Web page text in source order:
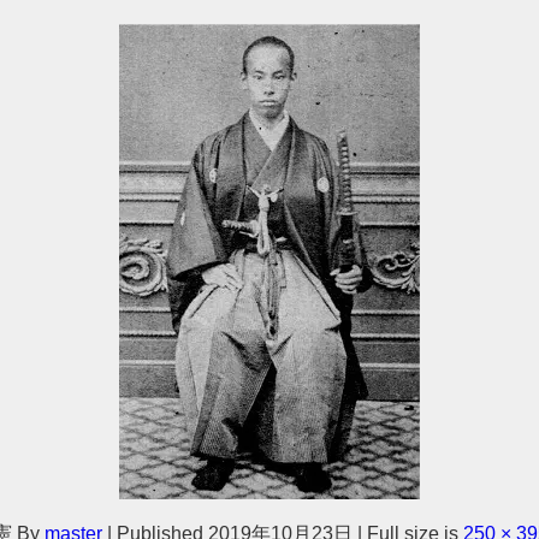
By master Published 2019年10月23日 Full size is 250 ×